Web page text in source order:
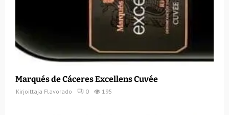
Marqués de Cáceres Excellens Cuvée
Kirjoittaja Flavorado 0 195